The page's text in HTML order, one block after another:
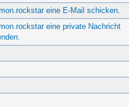
eine E-Mail schicken.
eine private Nachricht